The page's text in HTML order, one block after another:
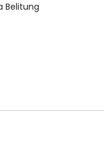
Belitung